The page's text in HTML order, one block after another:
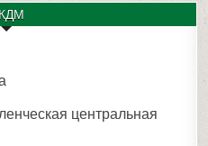
центральная